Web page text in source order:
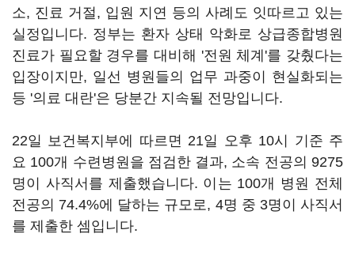
소, 진료 거절, 입원 지연 등의 사례도 잇따르고 있는
실정입니다. 정부는 환자 상태 악화로 상급종합병원
진료가 필요할 경우를 대비해 '전원 체계'를 갖췄다는
입장이지만, 일선 병원들의 업무 과중이 현실화되는
등 '의료 대란'은 당분간 지속될 전망입니다.
22일 보건복지부에 따르면 21일 오후 10시 기준 주
요 100개 수련병원을 점검한 결과, 소속 전공의 9275
명이 사직서를 제출했습니다. 이는 100개 병원 전체
전공의 74.4%에 달하는 규모로, 4명 중 3명이 사직서
를 제출한 셈입니다.